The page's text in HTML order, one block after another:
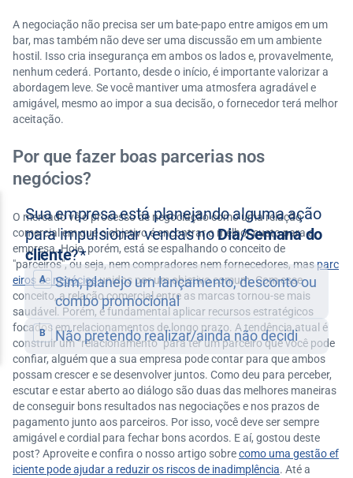
A negociação não precisa ser um bate-papo entre amigos em um
bar, mas também não deve ser uma discussão em um ambiente
hostil. Isso cria insegurança em ambos os lados e, provavelmente,
nenhum cederá. Portanto, desde o início, é importante valorizar a
abordagem leve. Se você mantiver uma atmosfera agradável e
amigável, mesmo ao impor a sua decisão, o fornecedor terá melhor
aceitação.
Por que fazer boas parcerias nos
negócios?
O mercado vê o processo de negociação como uma relação
comercial em que o objetivo é encontrar o melhor custo para a
empresa. Hoje, porém, está se espalhando o conceito de
"parceiros", ou seja, nem compradores nem fornecedores, masparc
eiros de negóciosunidos por um objetivo comum. Com esse
conceito, a relação comercial entre as marcas tornou-se mais
saudável. Porém, é fundamental aplicar recursos estratégicos
focados em relacionamentos de longo prazo. A tendência atual é
construir um “relacionamento” para ter um parceiro que você pode
confiar, alguém que a sua empresa pode contar para que ambos
possam crescer e se desenvolver juntos. Como deu para perceber,
escutar e estar aberto ao diálogo são duas das melhores maneiras
de conseguir bons resultados nas negociações e nos prazos de
pagamento junto aos parceiros. Por isso, você deve ser sempre
amigável e cordial para fechar bons acordos. E aí, gostou deste
post? Aproveite e confira o nosso artigo sobrecomo uma gestão ef
iciente pode ajudar a reduzir os riscos de inadimplência. Até a